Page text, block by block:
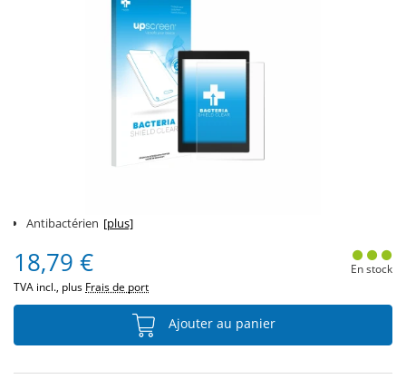
Antibactérien [plus]
18,79 €
TVA incl., plus Frais de port
En stock
Ajouter au panier